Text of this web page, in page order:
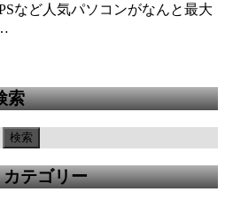
など人気パソコンがなんと最大
索
テゴリー